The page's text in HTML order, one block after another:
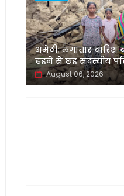
अमेठी: लगातार
ढहने से छह सदस्यीय
August 06, 2026